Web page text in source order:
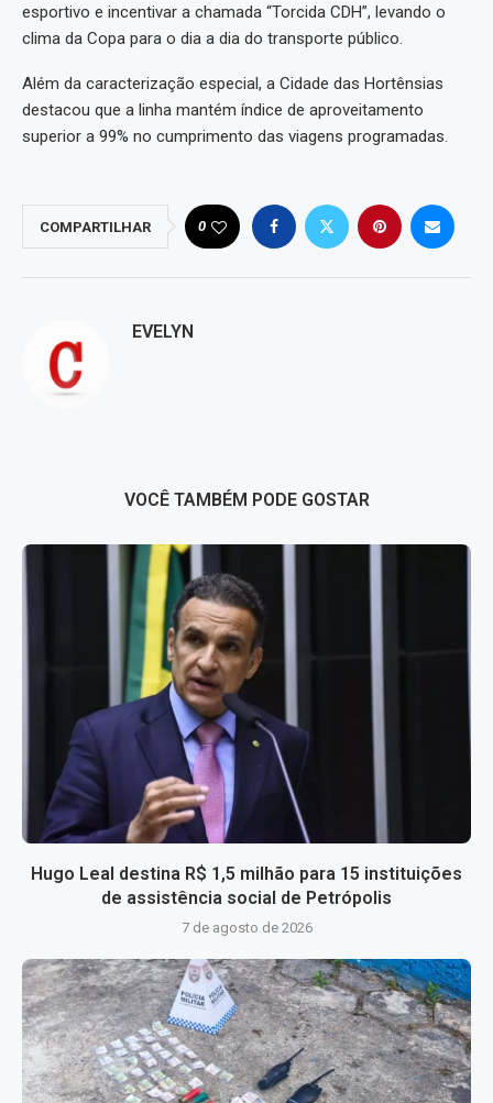
esportivo e incentivar a chamada “Torcida CDH”, levando o
clima da Copa para o dia a dia do transporte público.
Além da caracterização especial, a Cidade das Hortênsias
destacou que a linha mantém índice de aproveitamento
superior a 99% no cumprimento das viagens programadas.
COMPARTILHAR 0
EVELYN
VOCÊ TAMBÉM PODE GOSTAR
Hugo Leal destina R$ 1,5 milhão para 15 instituições
de assistência social de Petrópolis
7 de agosto de 2026